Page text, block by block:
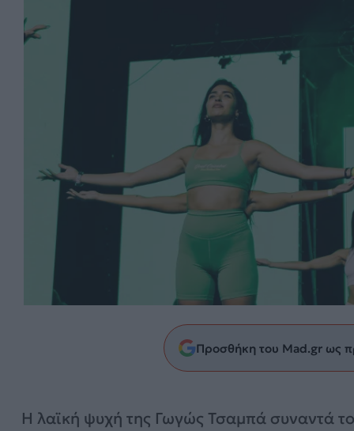
Προσθήκη του Mad.gr ως
Η λαϊκή ψυχή της Γωγώς Τσαμπά συναντά το